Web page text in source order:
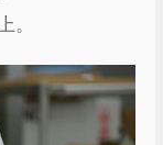
。